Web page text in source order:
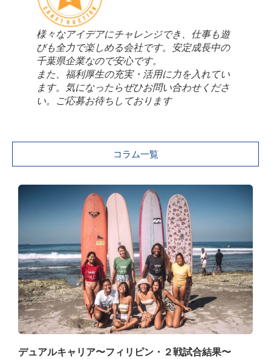
様々なアイデアにチャレンジでき、仕事も遊
びも全力で楽しめる会社です。安定成長中の
千葉県企業なので安心です。
また、福利厚生の充実・活用に力を入れてい
ます。気になったらぜひお問い合わせくださ
い。ご応募お待ちしております
コラム一覧
デュアルキャリア〜フィリピン・２戦試合結果〜